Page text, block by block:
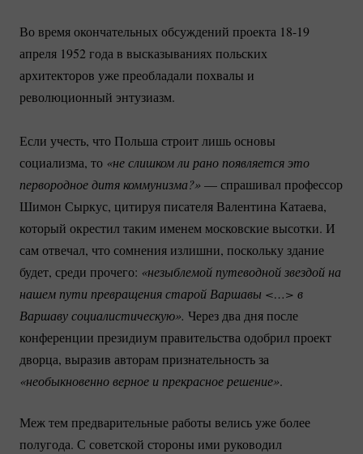
Во время окончательных обсуждений проекта 18-19
апреля 1952 года в высказываниях польских
архитекторов уже преобладали похвалы и
революционный энтузиазм.
Если учесть, что Польша строит лишь основы
социализма, то «не слишком ли рано появляется это
первородное дитя коммунизма?» — спрашивал профессор
Шимон Сыркус, цитируя писателя Валентина Катаева,
который окрестил таким именем московские высотки. И
сам отвечал, что сомнения излишни, поскольку здание
будет, среди прочего: «незыблемой путеводной звездой на
нашем пути превращения старой Варшавы <…> в
Варшаву социалистическую». Через два дня после
конференции президиум правительства одобрил проект
дворца, выразив авторам признательность за
«необыкновенно верное и прекрасное решение».
Меж тем предварительные работы велись уже более
полугода. С советской стороны ими руководил